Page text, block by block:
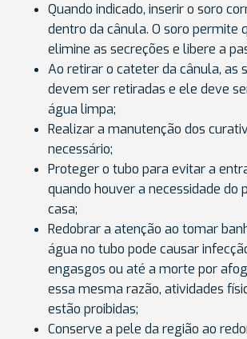
Quando indicado, inserir o soro
dentro da cânula. O soro permite
elimine as secreções e libere a
Ao retirar o cateter da cânula, as
devem ser retiradas e ele deve
água limpa;
Realizar a manutenção dos
necessário;
Proteger o tubo para evitar a
quando houver a necessidade do
casa;
Redobrar a atenção ao tomar
água no tubo pode causar
engasgos ou até a morte por
essa mesma razão, atividades
estão proibidas;
Conserve a pele da região ao